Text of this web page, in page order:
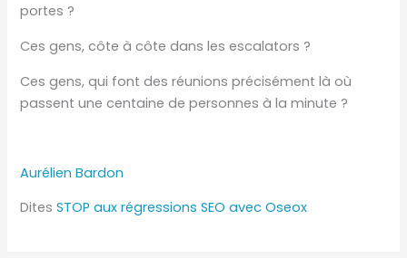
portes ?
Ces gens, côte à côte dans les escalators ?
Ces gens, qui font des réunions précisément là où
passent une centaine de personnes à la minute ?
Aurélien Bardon
DitesSTOP aux régressions SEO avec Oseox